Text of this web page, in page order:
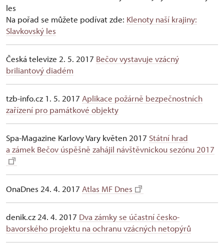
les
Na pořad se můžete podívat zde: Klenoty naší krajiny:
Slavkovský les
Česká televize 2. 5. 2017 Bečov vystavuje vzácný
briliantový diadém
tzb-info.cz 1. 5. 2017 Aplikace požárně bezpečnostních
zařízení pro památkové objekty
Spa-Magazine Karlovy Vary květen 2017 Státní hrad
a zámek Bečov úspěšně zahájil návštěvnickou sezónu 2017
OnaDnes 24. 4. 2017 Atlas MF Dnes
denik.cz 24. 4. 2017 Dva zámky se účastní česko-
bavorského projektu na ochranu vzácných netopýrů